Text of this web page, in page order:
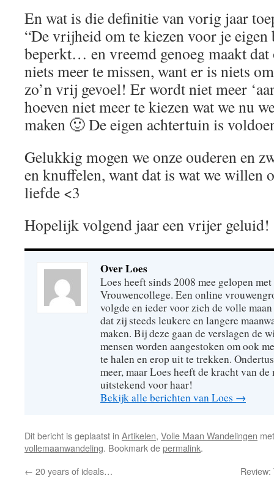
En wat is die definitie van vorig jaar
“De vrijheid om te kiezen voor je
beperkt… en vreemd genoeg maakt
niets meer te missen, want er is niets
zo’n vrij gevoel! Er wordt niet meer
hoeven niet meer te kiezen wat we nu
maken 🙂 De eigen achtertuin is
Gelukkig mogen we onze ouderen en
en knuffelen, want dat is wat we
liefde <3
Hopelijk volgend jaar een vrijer geluid!
Over Loes
Loes heeft sinds 2008 mee gelopen
Vrouwencollege. Een online
volgde en ieder voor zich de volle
dat zij steeds leukere en langere
maken. Bij deze gaan de verslagen de
mensen worden aangestoken om ook
te halen en erop uit te trekken.
meer, maar Loes heeft de kracht van
uitstekend voor haar!
Bekijk alle berichten van Loes →
Dit bericht is geplaatst in Artikelen, Volle Maan Wandelingen
vollemaanwandeling. Bookmark depermalink.
← 20 years of ideals…